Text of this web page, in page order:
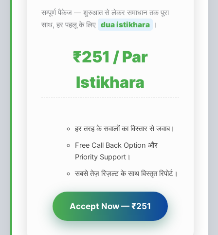
सम्पूर्ण पैकेज — शुरुआत से लेकर समाधान तक पूरा
साथ, हर पहलू के लिए dua istikhara ।
₹251 / Par
Istikhara
हर तरह के सवालों का विस्तार से जवाब।
Free Call Back Option और
Priority Support।
सबसे तेज़ रिज़ल्ट के साथ विस्तृत रिपोर्ट।
Accept Now — ₹251